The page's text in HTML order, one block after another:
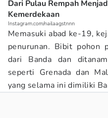
Dari Pulau Rempah
Kemerdekaan
Instagram.com/nailaagstnnn
Memasuki abad ke-19,
penurunan. Bibit pohon
dari Banda dan
seperti Grenada dan
yang selama ini dimiliki